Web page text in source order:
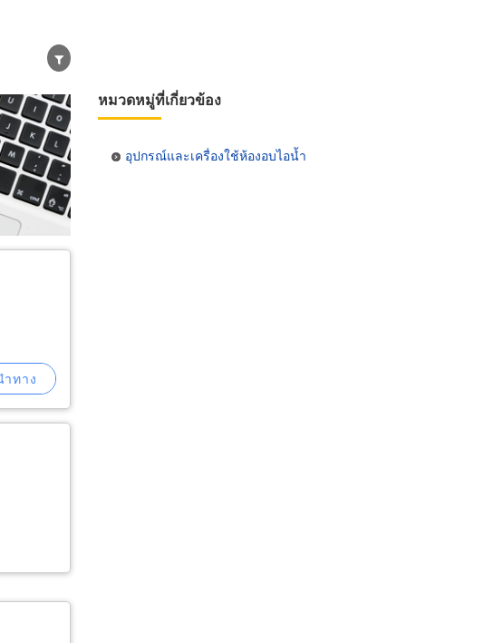
หมวดหมู่ที่เกี่ยวข้อง
อุปกรณ์และเครื่องใช้ห้องอบไอน้ำ